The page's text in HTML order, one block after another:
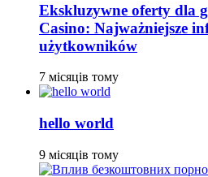
Ekskluzywne oferty dla
Casino: Najważniejsze
użytkowników
7 місяців тому
hello world
9 місяців тому